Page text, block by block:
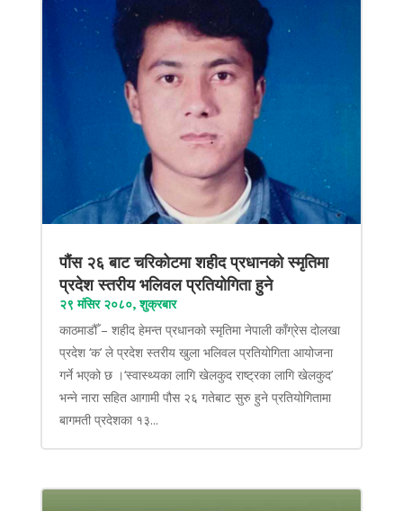
पौंस २६ बाट चरिकोटमा शहीद प्रधानको स्मृतिमा
प्रदेश स्तरीय भलिवल प्रतियोगिता हुने
२९ मंसिर २०८०, शुक्रबार
काठमाडौँ – शहीद हेमन्त प्रधानको स्मृतिमा नेपाली काँग्रेस दोलखा
प्रदेश ‘क’ ले प्रदेश स्तरीय खुला भलिवल प्रतियोगिता आयोजना
गर्ने भएको छ ।‘स्वास्थ्यका लागि खेलकुद राष्ट्रका लागि खेलकुद’
भन्ने नारा सहित आगामी पौस २६ गतेबाट सुरु हुने प्रतियोगितामा
बागमती प्रदेशका १३...